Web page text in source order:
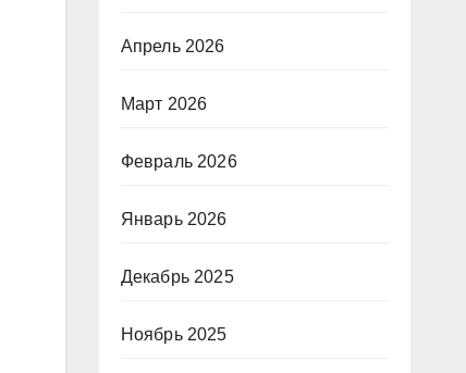
Апрель 2026
Март 2026
Февраль 2026
Январь 2026
Декабрь 2025
Ноябрь 2025